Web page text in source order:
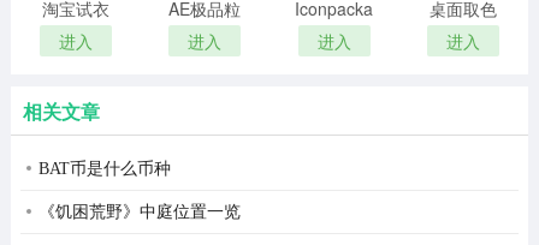
淘宝试衣
服软件
进入
AE极品粒
子插件
(Trapcode
进入
Iconpackager
中文补丁
进入
桌面取色
工具
colorpix
进入
相关文章
BAT币是什么币种
《饥困荒野》中庭位置一览